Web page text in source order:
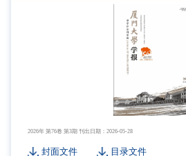
2026年 第76卷 第3期 刊出日期：2026-05-28
封面文件 目录文件